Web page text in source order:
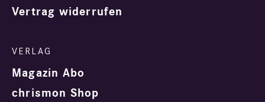
Vertrag widerrufen
Magazin Abo
chrismon Shop